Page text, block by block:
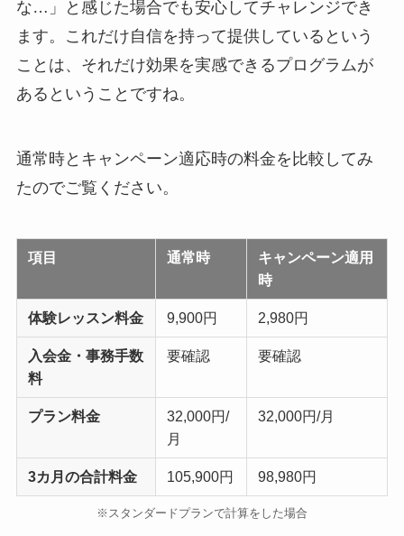
な…」と感じた場合でも安心してチャレンジでき
ます。これだけ自信を持って提供しているという
ことは、それだけ効果を実感できるプログラムが
あるということですね。
通常時とキャンペーン適応時の料金を比較してみ
たのでご覧ください。
項目 通常時
キャンペーン適用
時
体験レッスン料金 9,900円 2,980円
入会金・事務手数
料
要確認 要確認
プラン料金
32,000円/
月
32,000円/月
3カ月の合計料金 105,900円 98,980円
※スタンダードプランで計算をした場合